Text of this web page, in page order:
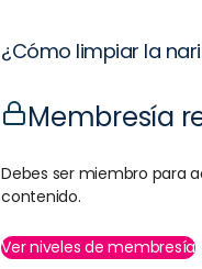
¿Cómo limpiar la
Membresía
Debes ser miembro para
contenido.
Ver niveles de membresía